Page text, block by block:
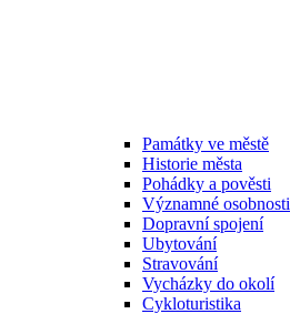
Památky ve městě
Historie města
Pohádky a pověsti
Významné osobnosti
Dopravní spojení
Ubytování
Stravování
Vycházky do okolí
Cykloturistika